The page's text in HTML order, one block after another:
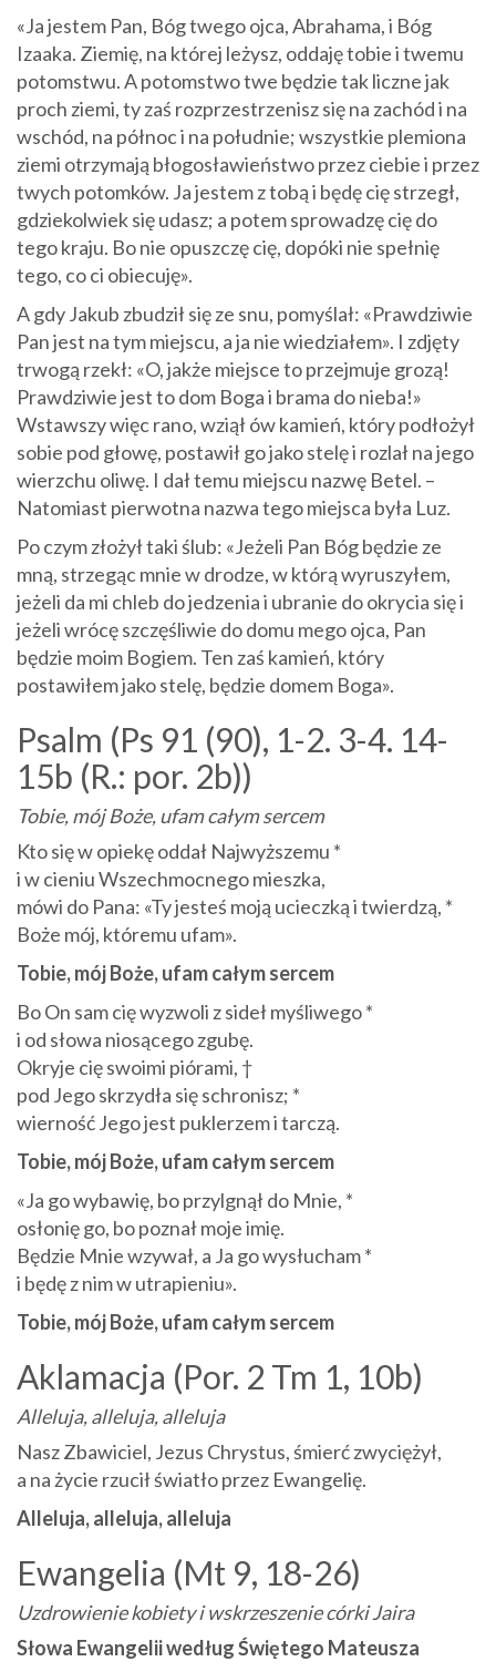
«Ja jestem Pan, Bóg twego ojca, Abrahama, i Bóg
Izaaka. Ziemię, na której leżysz, oddaję tobie i twemu
potomstwu. A potomstwo twe będzie tak liczne jak
proch ziemi, ty zaś rozprzestrzenisz się na zachód i na
wschód, na północ i na południe; wszystkie plemiona
ziemi otrzymają błogosławieństwo przez ciebie i przez
twych potomków. Ja jestem z tobą i będę cię strzegł,
gdziekolwiek się udasz; a potem sprowadzę cię do
tego kraju. Bo nie opuszczę cię, dopóki nie spełnię
tego, co ci obiecuję».
A gdy Jakub zbudził się ze snu, pomyślał: «Prawdziwie
Pan jest na tym miejscu, a ja nie wiedziałem». I zdjęty
trwogą rzekł: «O, jakże miejsce to przejmuje grozą!
Prawdziwie jest to dom Boga i brama do nieba!»
Wstawszy więc rano, wziął ów kamień, który podłożył
sobie pod głowę, postawił go jako stelę i rozlał na jego
wierzchu oliwę. I dał temu miejscu nazwę Betel. –
Natomiast pierwotna nazwa tego miejsca była Luz.
Po czym złożył taki ślub: «Jeżeli Pan Bóg będzie ze
mną, strzegąc mnie w drodze, w którą wyruszyłem,
jeżeli da mi chleb do jedzenia i ubranie do okrycia się i
jeżeli wrócę szczęśliwie do domu mego ojca, Pan
będzie moim Bogiem. Ten zaś kamień, który
postawiłem jako stelę, będzie domem Boga».
Psalm (Ps 91 (90), 1-2. 3-4. 14-
15b (R.: por. 2b))
Tobie, mój Boże, ufam całym sercem
Kto się w opiekę oddał Najwyższemu *
i w cieniu Wszechmocnego mieszka,
mówi do Pana: «Ty jesteś moją ucieczką i twierdzą, *
Boże mój, któremu ufam».
Tobie, mój Boże, ufam całym sercem
Bo On sam cię wyzwoli z sideł myśliwego *
i od słowa niosącego zgubę.
Okryje cię swoimi piórami, †
pod Jego skrzydła się schronisz; *
wierność Jego jest puklerzem i tarczą.
Tobie, mój Boże, ufam całym sercem
«Ja go wybawię, bo przylgnął do Mnie, *
osłonię go, bo poznał moje imię.
Będzie Mnie wzywał, a Ja go wysłucham *
i będę z nim w utrapieniu».
Tobie, mój Boże, ufam całym sercem
Aklamacja (Por. 2 Tm 1, 10b)
Alleluja, alleluja, alleluja
Nasz Zbawiciel, Jezus Chrystus, śmierć zwyciężył,
a na życie rzucił światło przez Ewangelię.
Alleluja, alleluja, alleluja
Ewangelia (Mt 9, 18-26)
Uzdrowienie kobiety i wskrzeszenie córki Jaira
Słowa Ewangelii według Świętego Mateusza